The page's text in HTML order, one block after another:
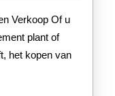
plant of
het kopen van